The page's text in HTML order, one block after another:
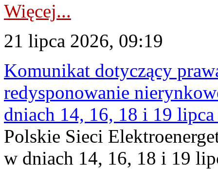
Więcej...
21 lipca 2026, 09:19
Komunikat dotyczący
redysponowanie
dniach 14, 16, 18 i 19
Polskie Sieci
w dniach 14, 16, 18 i 19